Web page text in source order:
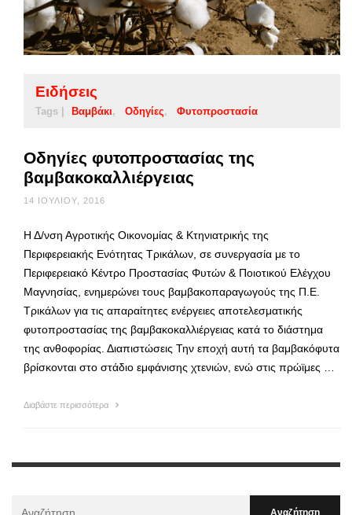
Ειδήσεις
Tags | Βαμβάκι Οδηγίες Φυτοπροστασία
Οδηγίες φυτοπροστασίας της
βαμβακοκαλλιέργειας
14 ΙΟΥΛΊΟΥ, 2016
Η Δ/νση Αγροτικής Οικονομίας & Κτηνιατρικής της
Περιφερειακής Ενότητας Τρικάλων, σε συνεργασία με το
Περιφερειακό Κέντρο Προστασίας Φυτών & Ποιοτικού Ελέγχου
Μαγνησίας, ενημερώνει τους βαμβακοπαραγωγούς της Π.Ε.
Τρικάλων για τις απαραίτητες ενέργειες αποτελεσματικής
φυτοπροστασίας της βαμβακοκαλλιέργειας κατά το διάστημα
της ανθοφορίας. Διαπιστώσεις Την εποχή αυτή τα βαμβακόφυτα
βρίσκονται στο στάδιο εμφάνισης χτενιών, ενώ στις πρώϊμες …
Διαβάστε περισσότερα